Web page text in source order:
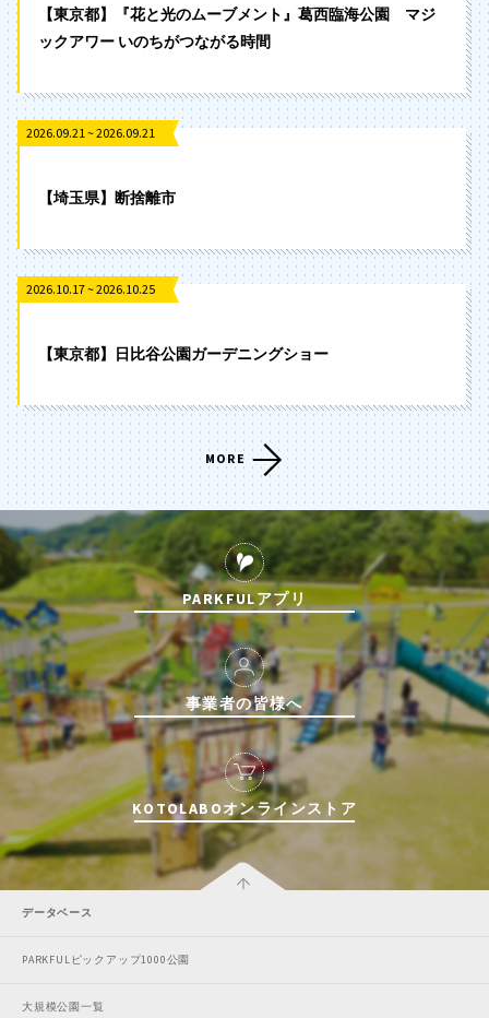
【東京都】『花と光のムーブメント』葛西臨海公園 マジ
ックアワー いのちがつながる時間
2026.09.21 ~ 2026.09.21
【埼玉県】断捨離市
2026.10.17 ~ 2026.10.25
【東京都】日比谷公園ガーデニングショー
MORE
PARKFULアプリ
事業者の皆様へ
KOTOLABOオンラインストア
データベース
PARKFULピックアップ1000公園
大規模公園一覧